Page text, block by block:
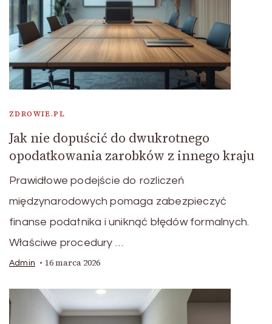
ZDROWIE.PL
Jak nie dopuścić do dwukrotnego
opodatkowania zarobków z innego kraju
Prawidłowe podejście do rozliczeń
międzynarodowych pomaga zabezpieczyć
finanse podatnika i uniknąć błędów formalnych.
Właściwe procedury …
Admin 16 marca 2026